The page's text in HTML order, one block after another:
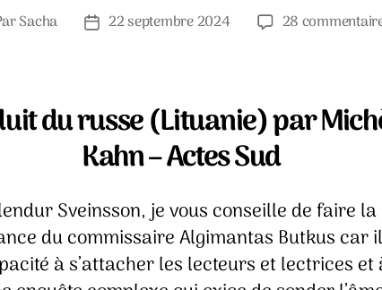
Sacha
Date22 septembre 2024 28
du russe (Lituanie) par
Kahn – Actes Sud
Sveinsson, je vous conseille de faire la
du commissaire Algimantas Butkus car
à s’attacher les lecteurs et lectrices et